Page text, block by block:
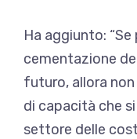
Ha aggiunto:
cementazione
futuro, allora
di capacità che
settore delle